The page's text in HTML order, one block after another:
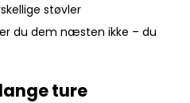
støvler
du dem næsten ikke – du
ture